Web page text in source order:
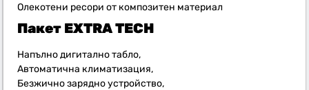
Олекотени ресори от композитен материал
Пакет EXTRA TECH
Напълно дигитално табло,
Автоматична климатизация,
Безжично зарядно устройство,